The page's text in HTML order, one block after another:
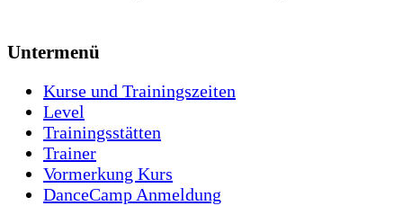
Untermenü
Kurse und Trainingszeiten
Level
Trainingsstätten
Trainer
Vormerkung Kurs
DanceCamp Anmeldung